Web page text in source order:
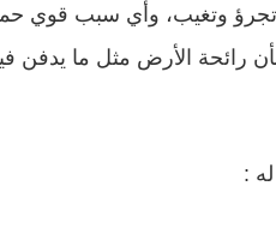
تجرؤ وتغيب، وأي سبب قوي
رائحة الأرض مثل ما يدفن
: